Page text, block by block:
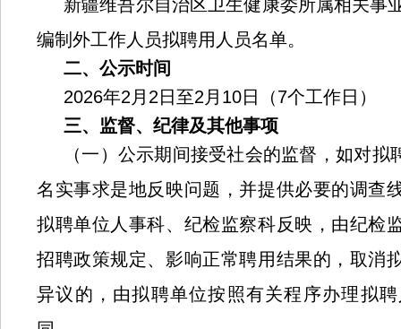
新疆维吾尔自治区卫生健康委所属相关事
编制外工作人员拟聘用人员名单。
二、公示时间
2026年2月2日至2月10日（7个工作日）
三、监督、纪律及其他事项
（一）公示期间接受社会的监督，如对
名实事求是地反映问题，并提供必要的调查
拟聘单位人事科、纪检监察科反映，由纪检
招聘政策规定、影响正常聘用结果的，取消
异议的，由拟聘单位按照有关程序办理拟